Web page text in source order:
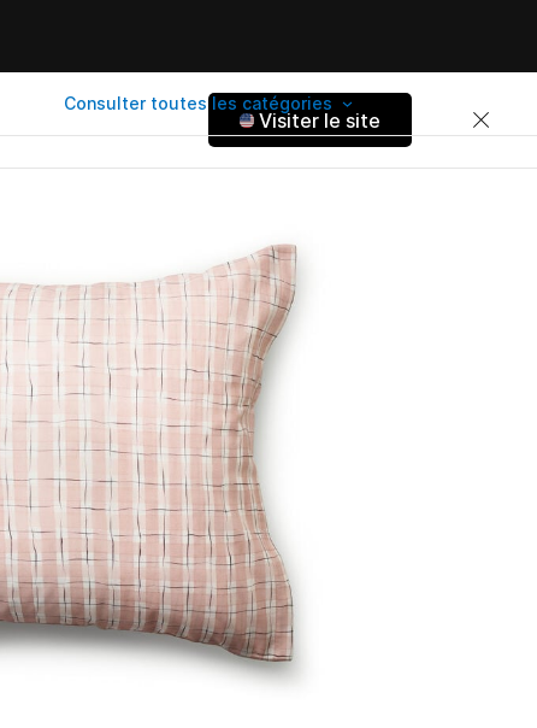
Consulter toutes les catégories
Visiter le site